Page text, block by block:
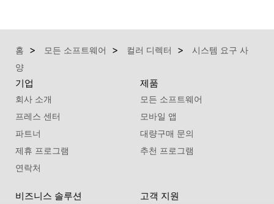
홈 모든 소프트웨어 컬러 디렉터
시스템 요구 사
양
기업
회사 소개
프레스 센터
파트너
제휴 프로그램
연락처
제품
모든 소프트웨어
모바일 앱
대량구매 문의
추천 프로그램
비즈니스 솔루션 고객 지원